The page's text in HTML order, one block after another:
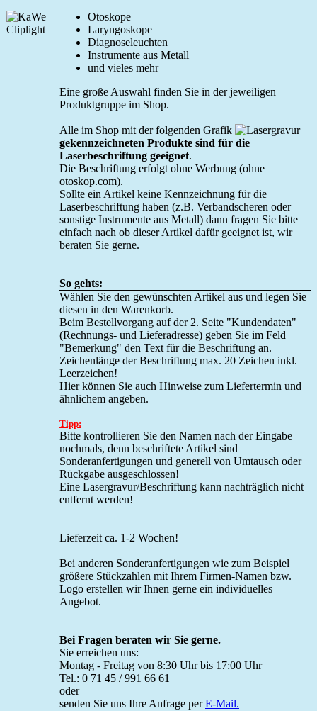
Otoskope
Laryngoskope
Diagnoseleuchten
Instrumente aus Metall
und vieles mehr
Eine große Auswahl finden Sie in der jeweiligen
Produktgruppe im Shop.
Alle im Shop mit der folgenden Grafik
gekennzeichneten Produkte sind für die
Laserbeschriftung geeignet.
Die Beschriftung erfolgt ohne Werbung (ohne
otoskop.com).
Sollte ein Artikel keine Kennzeichnung für die
Laserbeschriftung haben (z.B. Verbandscheren oder
sonstige Instrumente aus Metall) dann fragen Sie bitte
einfach nach ob dieser Artikel dafür geeignet ist, wir
beraten Sie gerne.
So gehts:
Wählen Sie den gewünschten Artikel aus und legen Sie
diesen in den Warenkorb.
Beim Bestellvorgang auf der 2. Seite "Kundendaten"
(Rechnungs- und Lieferadresse) geben Sie im Feld
"Bemerkung" den Text für die Beschriftung an.
Zeichenlänge der Beschriftung max. 20 Zeichen inkl.
Leerzeichen!
Hier können Sie auch Hinweise zum Liefertermin und
ähnlichem angeben.
Tipp:
Bitte kontrollieren Sie den Namen nach der Eingabe
nochmals, denn beschriftete Artikel sind
Sonderanfertigungen und generell von Umtausch oder
Rückgabe ausgeschlossen!
Eine Lasergravur/Beschriftung kann nachträglich nicht
entfernt werden!
Lieferzeit ca. 1-2 Wochen!
Bei anderen Sonderanfertigungen wie zum Beispiel
größere Stückzahlen mit Ihrem Firmen-Namen bzw.
Logo erstellen wir Ihnen gerne ein individuelles
Angebot.
Bei Fragen beraten wir Sie gerne.
Sie erreichen uns:
Montag - Freitag von 8:30 Uhr bis 17:00 Uhr
Tel.: 0 71 45 / 991 66 61
oder
senden Sie uns Ihre Anfrage perE-Mail.